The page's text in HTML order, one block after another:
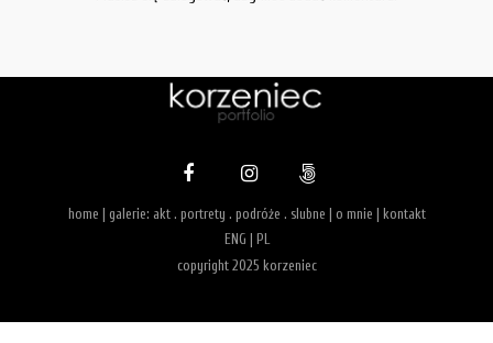
home | galerie: akt. portrety . podróże . slubne o mnie
kontakt
ENG
PL
copyright 2025 korzeniec